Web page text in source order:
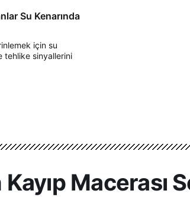
Su Kenarında
için su
tehlike sinyallerini
Macerası